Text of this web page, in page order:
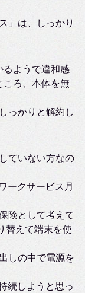
」は、しっかり
るようで違和感
ころ、本体を無
っかりと解約し
ていない方なの
ークサービス月
険として考えて
替えて端末を使
しの中で電源を
続しようと思っ